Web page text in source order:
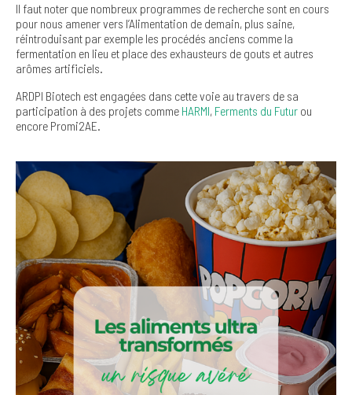
Il faut noter que nombreux programmes de recherche sont en cours
pour nous amener vers l’Alimentation de demain, plus saine,
réintroduisant par exemple les procédés anciens comme la
fermentation en lieu et place des exhausteurs de gouts et autres
arômes artificiels.
ARDPI Biotech est engagées dans cette voie au travers de sa
participation à des projets comme HARMI, Ferments du Futur ou
encore Promi2AE.